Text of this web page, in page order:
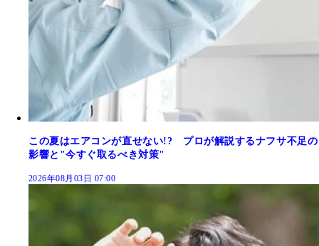
この夏はエアコンが直せない!? プロが解説するナフサ不足の
影響と"今すぐ取るべき対策"
2026年08月03日 07:00